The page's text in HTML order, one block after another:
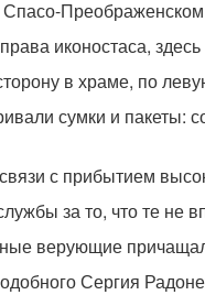
иконостаса,
в храме, по
сумки и пакеты:
с прибытием
за то, что те не
верующие
Сергия